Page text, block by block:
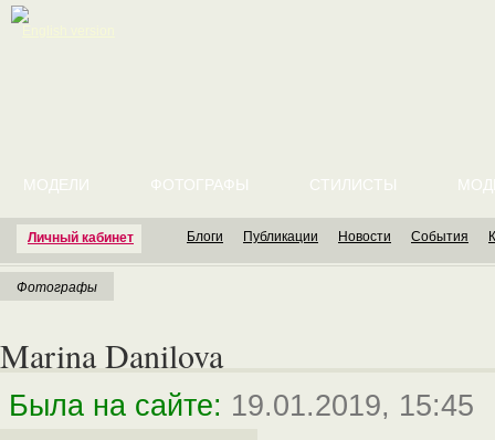
Личный кабинет
МОДЕЛИ ФОТОГРАФЫ СТИЛИСТЫ
Блоги Публикации Новости События
Фотографы
Marina Danilova
Была на сайте: 19.01.2019, 15:45